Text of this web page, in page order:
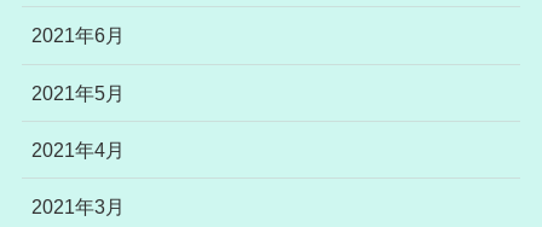
2021年6月
2021年5月
2021年4月
2021年3月